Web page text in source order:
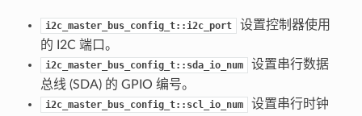
i2c_master_bus_config_t::i2c_port
设置控制器使用
的 I2C 端口。
i2c_master_bus_config_t::sda_io_num
设置串行数据
总线 (SDA) 的 GPIO 编号。
i2c_master_bus_config_t::scl_io_num
设置串行时钟